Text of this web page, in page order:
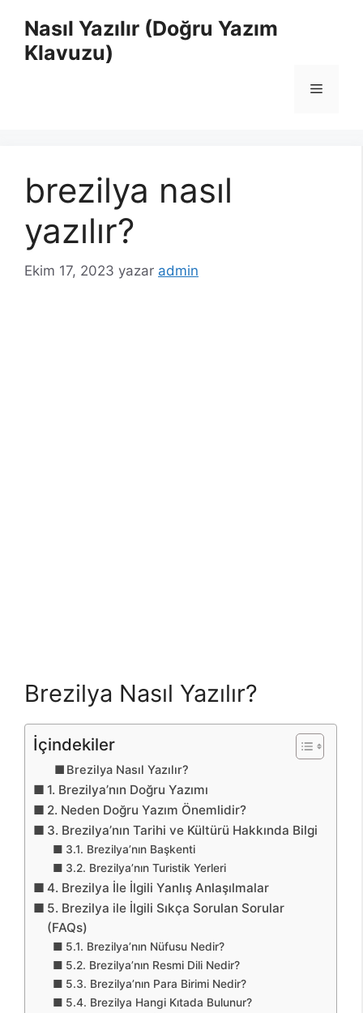
Nasıl Yazılır (Doğru Yazım
Klavuzu)
Menü
brezilya nasıl
yazılır?
Ekim 17, 2023 yazar admin
Brezilya Nasıl Yazılır?
İçindekiler
Brezilya Nasıl Yazılır?
1. Brezilya’nın Doğru Yazımı
2. Neden Doğru Yazım Önemlidir?
3. Brezilya’nın Tarihi ve Kültürü Hakkında Bilgi
3.1. Brezilya’nın Başkenti
3.2. Brezilya’nın Turistik Yerleri
4. Brezilya İle İlgili Yanlış Anlaşılmalar
5. Brezilya ile İlgili Sıkça Sorulan Sorular
(FAQs)
5.1. Brezilya’nın Nüfusu Nedir?
5.2. Brezilya’nın Resmi Dili Nedir?
5.3. Brezilya’nın Para Birimi Nedir?
5.4. Brezilya Hangi Kıtada Bulunur?